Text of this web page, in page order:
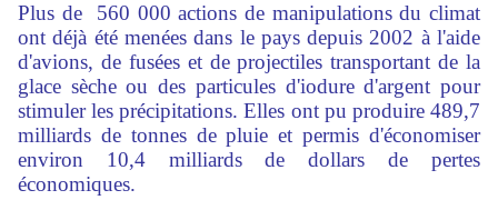
Plus de 560 000 actions de manipulations du climat
ont déjà été menées dans le pays depuis 2002 à l'aide
d'avions, de fusées et de projectiles transportant de la
glace sèche ou des particules d'iodure d'argent pour
stimuler les précipitations. Elles ont pu produire 489,7
milliards de tonnes de pluie et permis d'économiser
environ 10,4 milliards de dollars de pertes
économiques.